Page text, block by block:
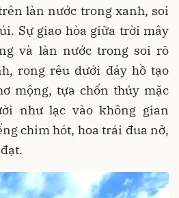
làn nước trong xanh, soi
Sự giao hòa giữa trời mây
và làn nước trong soi rõ
rong rêu dưới đáy hồ tạo
mộng, tựa chốn thủy mặc
như lạc vào không gian
chim hót, hoa trái đua nở,